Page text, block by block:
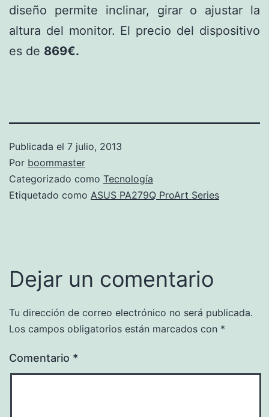
diseño permite inclinar, girar o ajustar la
altura del monitor. El precio del dispositivo
es de 869€.
Publicada el 7 julio, 2013
Por boommaster
Categorizado como Tecnología
Etiquetado como ASUS PA279Q ProArt Series
Dejar un comentario
Tu dirección de correo electrónico no será publicada.
Los campos obligatorios están marcados con *
Comentario *